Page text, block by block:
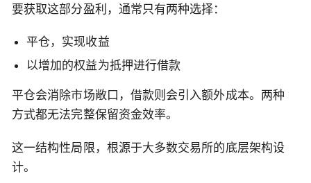
要获取这部分盈利，通常只有两种选择：
平仓，实现收益
以增加的权益为抵押进行借款
平仓会消除市场敞口，借款则会引入额外成本。两种
方式都无法完整保留资金效率。
这一结构性局限，根源于大多数交易所的底层架构设
计。